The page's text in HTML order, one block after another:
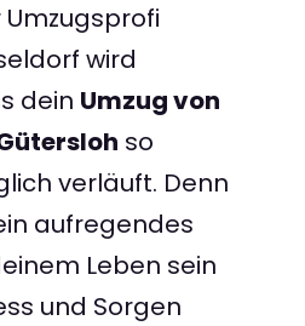
wird
dein Umzug von
so
verläuft. Denn
aufregendes
Leben sein
und Sorgen